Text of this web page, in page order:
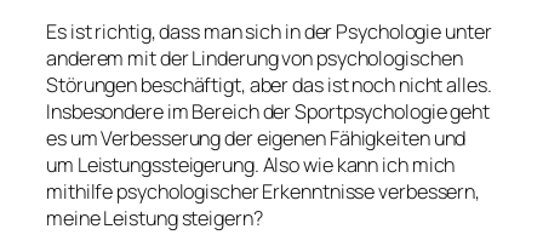
Es ist richtig, dass man sich in der Psychologie unter
anderem mit der Linderung von psychologischen
Störungen beschäftigt, aber das ist noch nicht alles.
Insbesondere im Bereich der Sportpsychologie geht
es um Verbesserung der eigenen Fähigkeiten und
um Leistungssteigerung. Also wie kann ich mich
mithilfe psychologischer Erkenntnisse verbessern,
meine Leistung steigern?